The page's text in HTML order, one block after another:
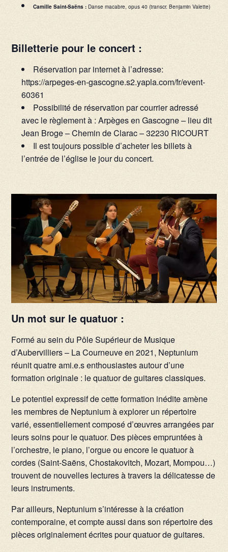
Camille Saint-Saëns :Danse macabre, opus 40 (transcr. Benjamin Valette)
Billetterie pour le concert :
Réservation par internet à l’adresse:
https://arpeges-en-gascogne.s2.yapla.com/fr/event-
60361
Possibilité de réservation par courrier adressé
avec le règlement à : Arpèges en Gascogne – lieu dit
Jean Broge – Chemin de Clarac – 32230 RICOURT
Il est toujours possible d’acheter les billets à
l’entrée de l’église le jour du concert.
Un mot sur le quatuor :
Formé au sein du Pôle Supérieur de Musique
d’Aubervilliers – La Courneuve en 2021, Neptunium
réunit quatre ami.e.s enthousiastes autour d’une
formation originale : le quatuor de guitares classiques.
Le potentiel expressif de cette formation inédite amène
les membres de Neptunium à explorer un répertoire
varié, essentiellement composé d’œuvres arrangées par
leurs soins pour le quatuor. Des pièces empruntées à
l’orchestre, le piano, l’orgue ou encore le quatuor à
cordes (Saint-Saëns, Chostakovitch, Mozart, Mompou…)
trouvent de nouvelles lectures à travers la délicatesse de
leurs instruments.
Par ailleurs, Neptunium s’intéresse à la création
contemporaine, et compte aussi dans son répertoire des
pièces originalement écrites pour quatuor de guitares.